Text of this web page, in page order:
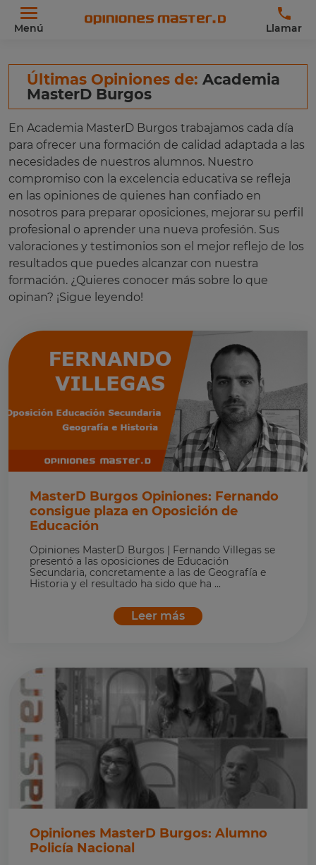
Menú Llamar
Últimas Opiniones de: Academia
MasterD Burgos
En Academia MasterD Burgos trabajamos cada día
para ofrecer una formación de calidad adaptada a las
necesidades de nuestros alumnos. Nuestro
compromiso con la excelencia educativa se refleja
en las opiniones de quienes han confiado en
nosotros para preparar oposiciones, mejorar su perfil
profesional o aprender una nueva profesión. Sus
valoraciones y testimonios son el mejor reflejo de los
resultados que puedes alcanzar con nuestra
formación. ¿Quieres conocer más sobre lo que
opinan? ¡Sigue leyendo!
MasterD Burgos Opiniones: Fernando
consigue plaza en Oposición de
Educación
Opiniones MasterD Burgos | Fernando Villegas se
presentó a las oposiciones de Educación
Secundaria, concretamente a las de Geografía e
Historia y el resultado ha sido que ha ...
Leer más
Opiniones MasterD Burgos: Alumno
Policía Nacional